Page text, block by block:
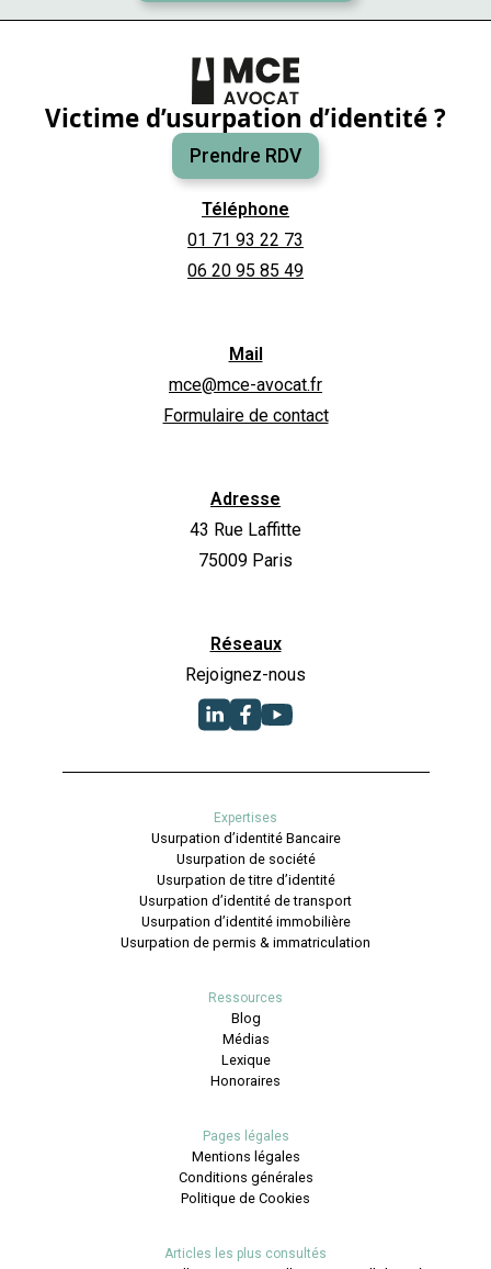
Victime d’usurpation d’identité ?
Prendre RDV
Téléphone
01 71 93 22 73
06 20 95 85 49
Mail
mce@mce-avocat.fr
Formulaire de contact
Adresse
43 Rue Laffitte
75009 Paris
Réseaux
Rejoignez-nous
Expertises
Usurpation d’identité Bancaire
Usurpation de société
Usurpation de titre d’identité
Usurpation d’identité de transport
Usurpation d’identité immobilière
Usurpation de permis & immatriculation
Ressources
Blog
Médias
Lexique
Honoraires
Pages légales
Mentions légales
Conditions générales
Politique de Cookies
Articles les plus consultés